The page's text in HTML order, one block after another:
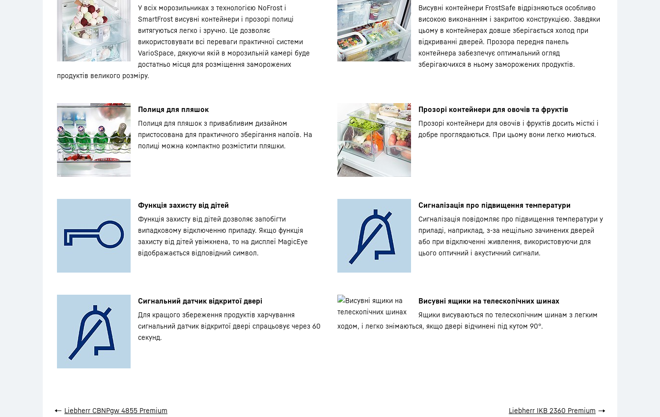
У всіх морозильниках з технологією NoFrost і
SmartFrost висувні контейнери і прозорі полиці
витягуються легко і зручно. Це дозволяє
використовувати всі переваги практичної системи
VarioSpace, дякуючи якій в морозильній камері буде
достатньо місця для розміщення заморожених
продуктів великого розміру.
Висувні контейнери FrostSafe відрізняються особливо
високою виконанням і закритою конструкцією. Завдяки
цьому в контейнерах довше зберігається холод при
відкриванні дверей. Прозора передня панель
контейнера забезпечує оптимальний огляд
зберігаючихся в ньому заморожених продуктів.
Полиця для пляшок
Полиця для пляшок з привабливим дизайном
пристосована для практичного зберігання напоїв. На
полиці можна компактно розмістити пляшки.
Прозорі контейнери для овочів та фруктів
Прозорі контейнери для овочів і фруктів досить місткі і
добре проглядаються. При цьому вони легко миються.
Функція захисту від дітей
Функція захисту від дітей дозволяє запобігти
випадковому відключенню приладу. Якщо функція
захисту від дітей увімкнена, то на дисплеї MagicEye
відображається відповідний символ.
Сигналізація про підвищення температури
Сигналізація повідомляє про підвищення температури у
приладі, наприклад, з-за нещільно зачинених дверей
або при відключенні живлення, використовуючи для
цього оптичний і акустичний сигнали.
Сигнальний датчик відкритої двері
Для кращого збереження продуктів харчування
сигнальний датчик відкритої двері спрацьовує через 60
секунд.
Висувні ящики на телескопічних шинах
Ящики висуваються по телескопічним шинам з легким
ходом, і легко знімаються, якщо двері відчинені під кутом 90°.
← Liebherr CBNPgw 4855 Premium Liebherr IKB 2360 Premium →